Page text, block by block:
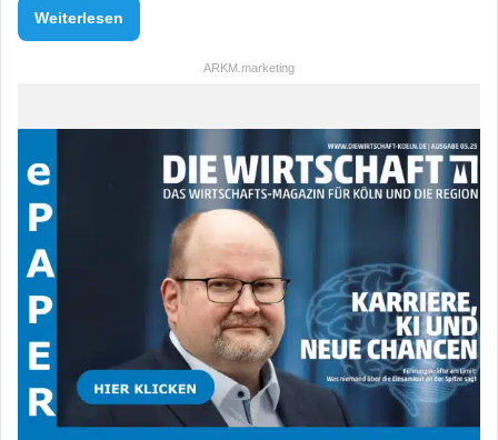
Weiterlesen
ARKM.marketing